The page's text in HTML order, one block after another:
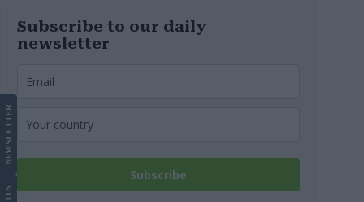
Subscribe to our daily
newsletter
Subscribe
US
NEWS
LETTER